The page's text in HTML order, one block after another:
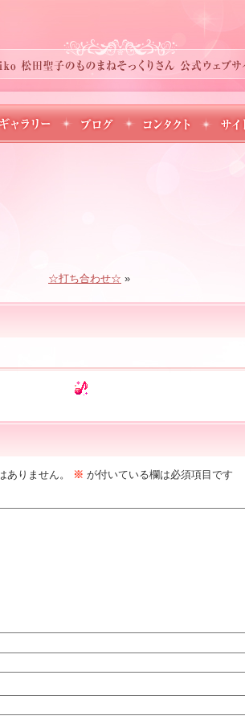
☆打ち合わせ☆ »
ありません。 ※ が付いている欄は必須項目です